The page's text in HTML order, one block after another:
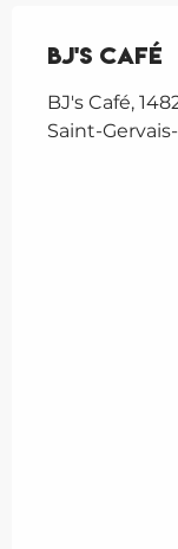
BJ's Café
BJ's Café,
Saint-